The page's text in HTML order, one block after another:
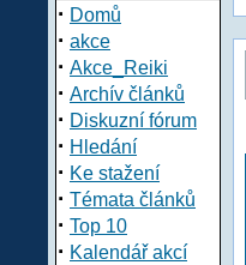
· Domů
· akce
· Akce_Reiki
· Archív článků
· Diskuzní fórum
· Hledání
· Ke stažení
· Témata článků
· Top 10
· Kalendář akcí